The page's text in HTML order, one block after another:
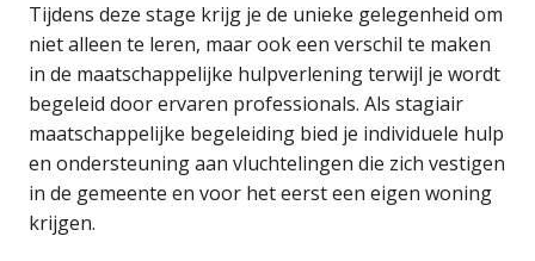
Tijdens deze stage krijg je de unieke gelegenheid om
niet alleen te leren, maar ook een verschil te maken
in de maatschappelijke hulpverlening terwijl je wordt
begeleid door ervaren professionals. Als stagiair
maatschappelijke begeleiding bied je individuele hulp
en ondersteuning aan vluchtelingen die zich vestigen
in de gemeente en voor het eerst een eigen woning
krijgen.